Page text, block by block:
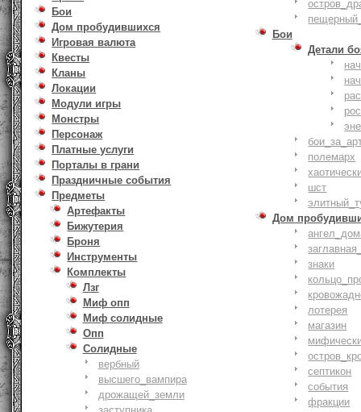
Бои
Дом пробудившихся
Игровая валюта
Квесты
Кланы
Локации
Модули игры
Монстры
Персонаж
Платные услуги
Порталы в грани
Праздничные события
Предметы
Артефакты
Бижутерия
Броня
Инструменты
Комплекты
Лзг
Миф опп
Миф солидные
Опп
Солидные
вербный
высшего_вампира
дрожащей_земли
Бои
Детали
полемарх
шст
Дом
знаки
лотерея
магазин
септикон
события
фракции